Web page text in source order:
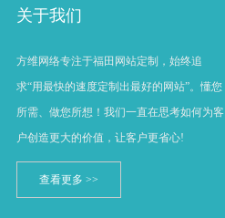
关于我们
方维网络专注于福田网站定制，始终追
求“用最快的速度定制出最好的网站”。懂您
所需、做您所想！我们一直在思考如何为客
户创造更大的价值，让客户更省心!
查看更多 >>